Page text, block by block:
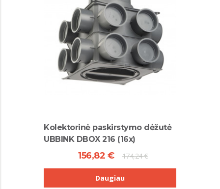
Kolektorinė paskirstymo dėžutė
UBBINK DBOX 216 (16x)
156,82 € 174,24 €
Daugiau